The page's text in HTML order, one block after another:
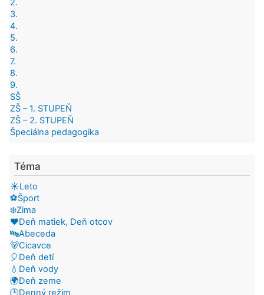
2.
3.
4.
5.
6.
7.
8.
9.
SŠ
ZŠ – 1. STUPEŇ
ZŠ – 2. STUPEŇ
Špeciálna pedagogika
Téma
☀️Leto
⚽Šport
❄️Zima
❤️Deň matiek, Deň otcov
🔤Abeceda
🐻Cicavce
🎈Deň detí
💧Deň vody
🌍Deň zeme
🕒Denný režim